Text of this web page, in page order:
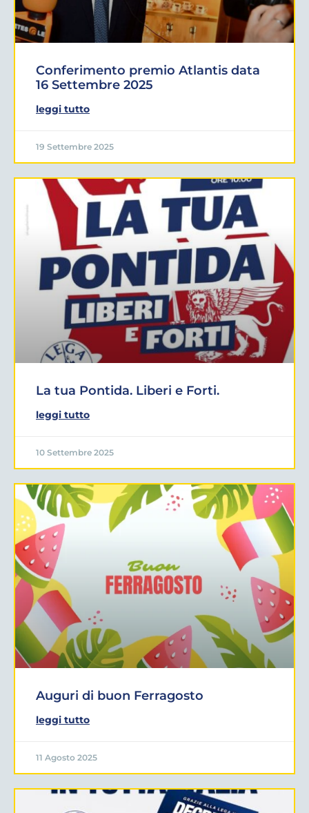
Conferimento premio Atlantis data
16 Settembre 2025
leggi tutto
19 Settembre 2025
La tua Pontida. Liberi e Forti.
leggi tutto
10 Settembre 2025
Auguri di buon Ferragosto
leggi tutto
11 Agosto 2025